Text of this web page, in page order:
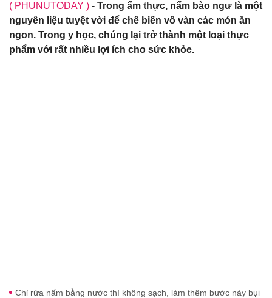
( PHUNUTODAY ) - Trong ẩm thực, nấm bào ngư là một
nguyên liệu tuyệt vời để chế biến vô vàn các món ăn
ngon. Trong y học, chúng lại trở thành một loại thực
phẩm với rất nhiều lợi ích cho sức khỏe.
Chỉ rửa nấm bằng nước thì không sạch, làm thêm bước này bụi